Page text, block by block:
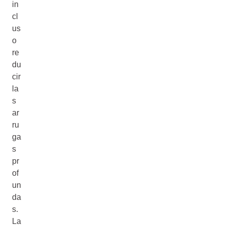
in
cl
us
o
re
du
cir
la
s
ar
ru
ga
s
pr
of
un
da
s.
La